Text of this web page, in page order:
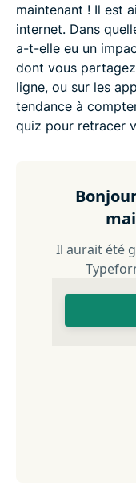
maintenant ! Il est
internet. Dans
a-t-elle eu un
dont vous
ligne, ou sur les
tendance à
quiz pour retracer